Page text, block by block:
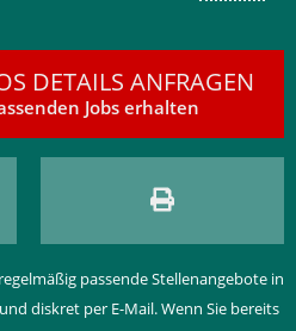
DETAILS ANFRAGEN
Jobs erhalten
passende Stellenangebote in
diskret per E-Mail. Wenn Sie bereits